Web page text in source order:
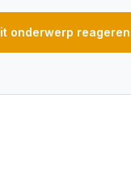
onderwerp reageren